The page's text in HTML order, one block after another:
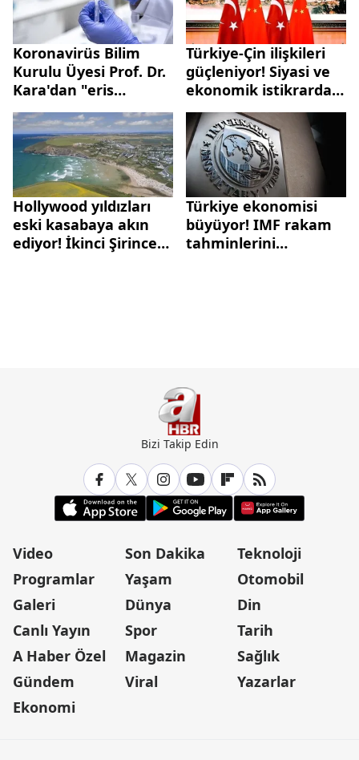
Koronavirüs Bilim
Kurulu Üyesi Prof. Dr.
Kara'dan "eris
varyantı" ile ilgili
açıklama: Virüs artık
solunum yolu...
Türkiye-Çin ilişkileri
güçleniyor! Siyasi ve
ekonomik istikrarda
yeni dönem
Hollywood yıldızları
eski kasabaya akın
ediyor! İkinci Şirince
Türkiye ekonomisi
büyüyor! IMF rakam
tahminlerini
Bizi Takip Edin
Video
Programlar
Galeri
Canlı Yayın
A Haber Özel
Gündem
Ekonomi
Son Dakika
Yaşam
Dünya
Spor
Magazin
Viral
Teknoloji
Otomobil
Din
Tarih
Sağlık
Yazarlar